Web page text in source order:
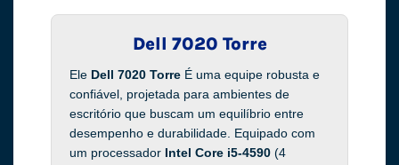
Dell 7020 Torre
Ele Dell 7020 Torre É uma equipe robusta e
confiável, projetada para ambientes de
escritório que buscam um equilíbrio entre
desempenho e durabilidade. Equipado com
um processador Intel Core i5-4590 (4